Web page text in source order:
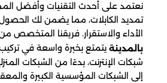
نعتمد على أحدث التقنيات وأفضل
تمديد الكابلات، مما يضمن لك
الأداء والاستقرار. فريقنا المتخصص
بالمدينة يتمتع بخبرة واسعة في
شبكات الإنترنت، بدءًا من الشبكات
إلى الشبكات المؤسسية الكبيرة